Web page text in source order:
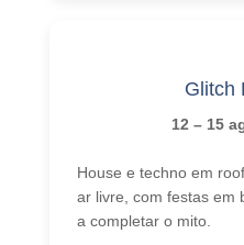
Glitch
12 – 15
House e techno em
ar livre, com festas em
a completar o mito.